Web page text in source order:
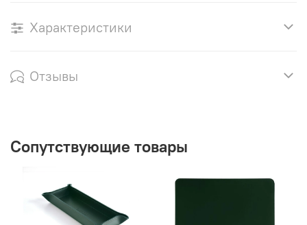
Характеристики
Отзывы
Сопутствующие товары